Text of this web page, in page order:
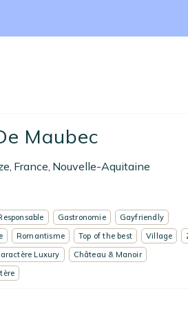
Maubec
France Nouvelle-Aquitaine
Gastronomie
Gayfriendly
Romantisme Top of the best Village
Luxury
Château & Manoir